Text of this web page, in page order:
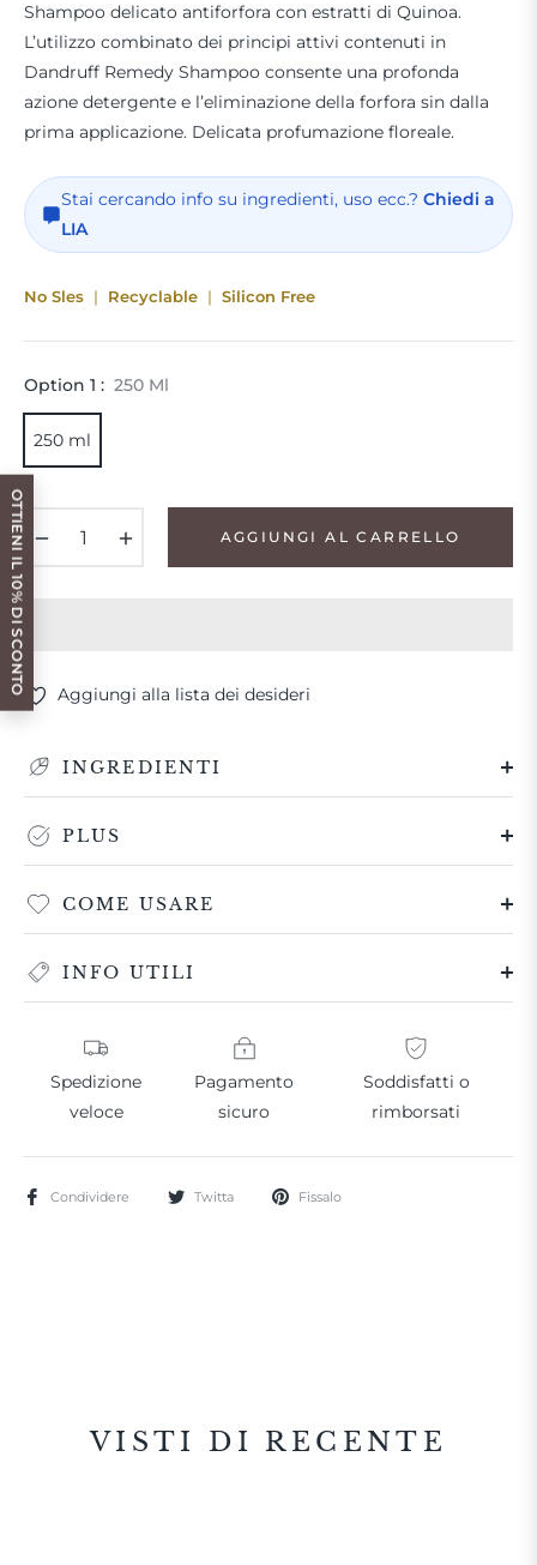
Shampoo delicato antiforfora con estratti di Quinoa.
L’utilizzo combinato dei principi attivi contenuti in
Dandruff Remedy Shampoo consente una profonda
azione detergente e l’eliminazione della forfora sin dalla
prima applicazione. Delicata profumazione floreale.
Stai cercando info su ingredienti, uso ecc.? Chiedi a
LIA
No Sles Recyclable Silicon Free
Option 1 : 250 Ml
250 ml
AGGIUNGI AL CARRELLO
Aggiungi alla lista dei desideri
INGREDIENTI
PLUS
COME USARE
INFO UTILI
Spedizione
veloce
Pagamento
sicuro
Soddisfatti o
rimborsati
Condividere Twitta Fissalo
VISTI DI RECENTE
OTTIENI IL 10% DI SCONTO